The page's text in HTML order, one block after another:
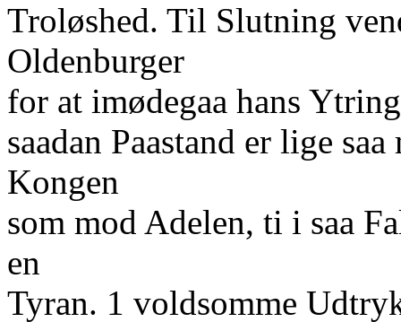
Troløshed. Til Slutning
Oldenburger
for at imødegaa hans
saadan Paastand er lige
Kongen
som mod Adelen, ti i saa
en
Tyran. 1 voldsomme